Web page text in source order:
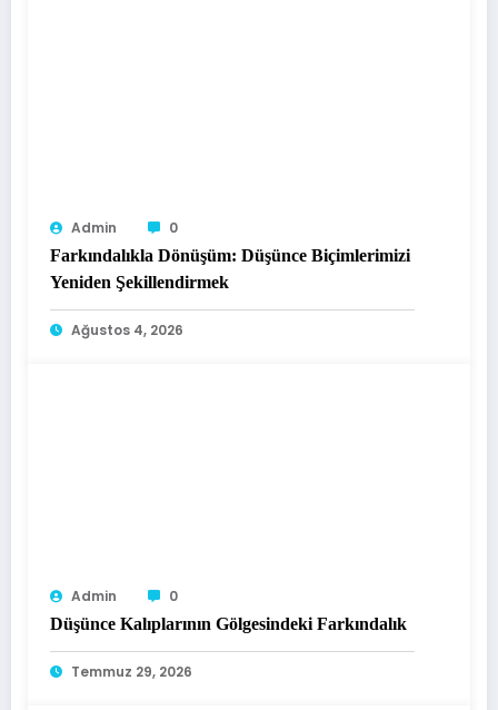
Admin
0
Farkındalıkla Dönüşüm: Düşünce Biçimlerimizi
Yeniden Şekillendirmek
Ağustos 4, 2026
Admin
0
Düşünce Kalıplarının Gölgesindeki Farkındalık
Temmuz 29, 2026